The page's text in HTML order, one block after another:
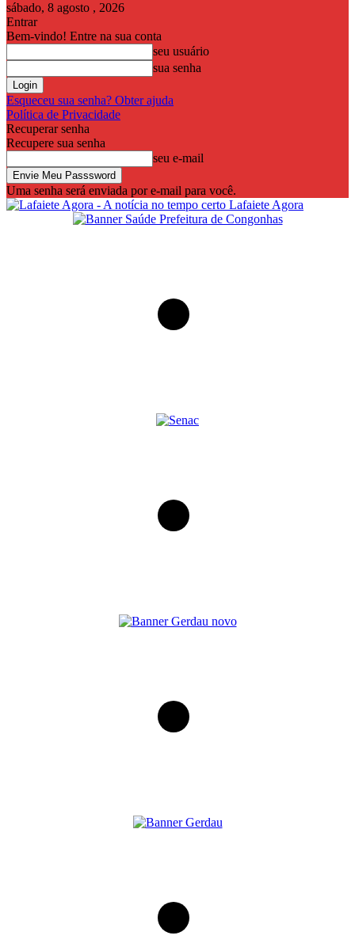
sábado, 8 agosto , 2026
Entrar
Bem-vindo! Entre na sua conta
seu usuário
sua senha
Esqueceu sua senha? Obter ajuda
Política de Privacidade
Recuperar senha
Recupere sua senha
seu e-mail
Uma senha será enviada por e-mail para você.
Lafaiete Agora